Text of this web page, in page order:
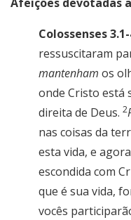
Colossenses
ressuscitaram
mantenham os
onde Cristo está
direita de Deus. 2
nas coisas da
esta vida, e
escondida com
que é sua vida,
vocês